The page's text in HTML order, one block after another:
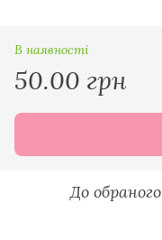
В наявності
50.00 грн
До обраного